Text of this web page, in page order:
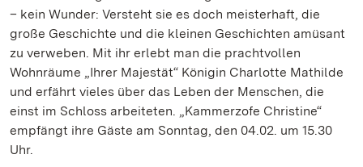
– kein Wunder: Versteht sie es doch meisterhaft, die
große Geschichte und die kleinen Geschichten amüsant
zu verweben. Mit ihr erlebt man die prachtvollen
Wohnräume „Ihrer Majestät“ Königin Charlotte Mathilde
und erfährt vieles über das Leben der Menschen, die
einst im Schloss arbeiteten. „Kammerzofe Christine“
empfängt ihre Gäste am Sonntag, den 04.02. um 15.30
Uhr.